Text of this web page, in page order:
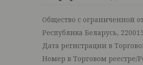
Общество с ограниченной
Республика Беларусь,
Дата регистрации в
Номер в Торговом реестре/